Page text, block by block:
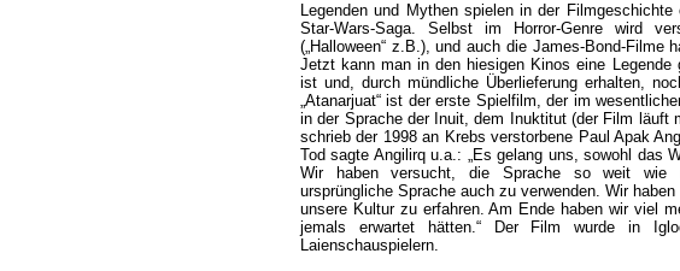
Legenden und Mythen spielen in der
Star-Wars-Saga. Selbst im Horror-Genre wird
(„Halloween“ z.B.), und auch die James-Bond-Filme
Jetzt kann man in den hiesigen Kinos eine Legende
ist und, durch mündliche Überlieferung erhalten,
„Atanarjuat“ ist der erste Spielfilm, der im
in der Sprache der Inuit, dem Inuktitut (der Film läuft
schrieb der 1998 an Krebs verstorbene Paul Apak
Tod sagte Angilirq u.a.: „Es gelang uns, sowohl das
Wir haben versucht, die Sprache so weit wie
ursprüngliche Sprache auch zu verwenden. Wir
unsere Kultur zu erfahren. Am Ende haben wir viel
jemals erwartet hätten.“ Der Film wurde in
Laienschauspielern.